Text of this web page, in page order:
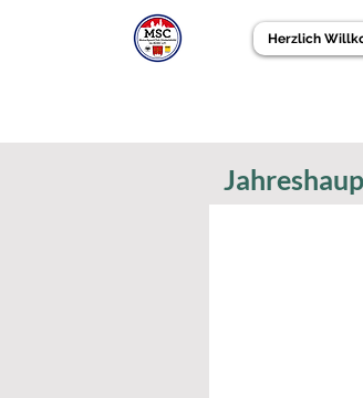
Herzlich